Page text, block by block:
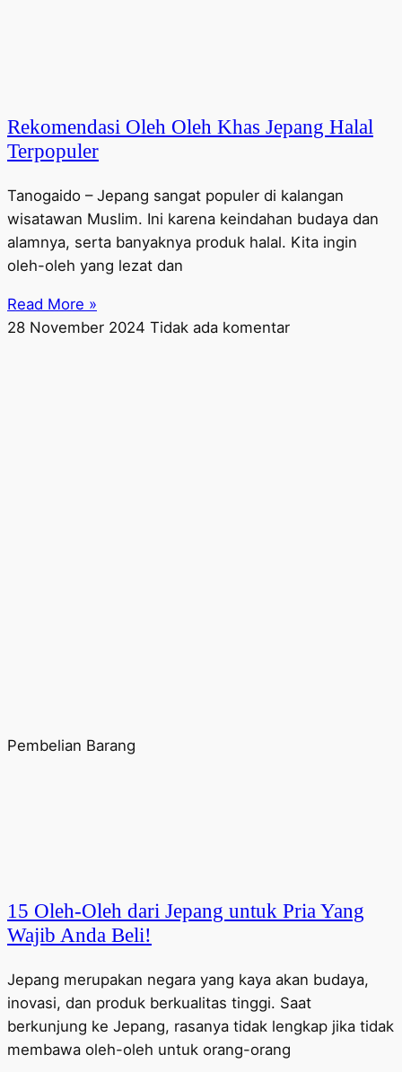
Rekomendasi Oleh Oleh Khas Jepang Halal
Terpopuler
Tanogaido – Jepang sangat populer di kalangan
wisatawan Muslim. Ini karena keindahan budaya dan
alamnya, serta banyaknya produk halal. Kita ingin
oleh-oleh yang lezat dan
Read More »
28 November 2024 Tidak ada komentar
Pembelian Barang
15 Oleh-Oleh dari Jepang untuk Pria Yang
Wajib Anda Beli!
Jepang merupakan negara yang kaya akan budaya,
inovasi, dan produk berkualitas tinggi. Saat
berkunjung ke Jepang, rasanya tidak lengkap jika tidak
membawa oleh-oleh untuk orang-orang